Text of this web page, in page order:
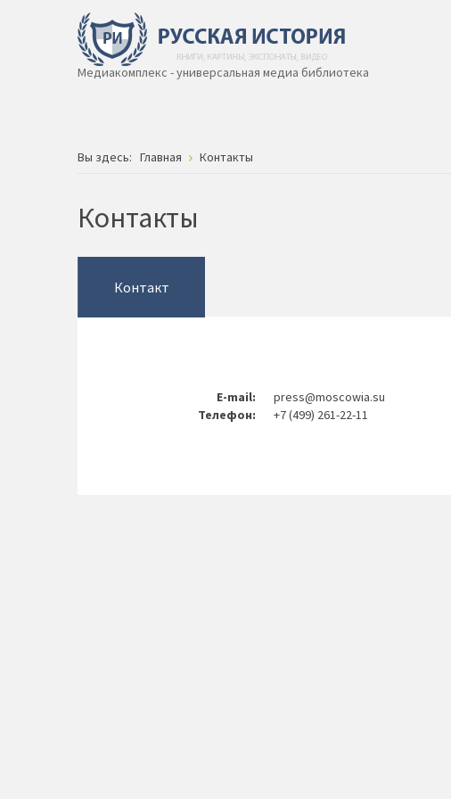
Медиакомплекс - универсальная медиа библиотека
Вы здесь: Главная Контакты
Контакты
Контакт
E-mail:
press@moscowia.su
Телефон:
+7 (499) 261-22-11